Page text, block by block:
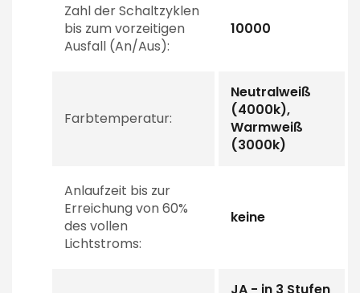
Zahl der Schaltzyklen
bis zum vorzeitigen
Ausfall (An/Aus):
10000
Farbtemperatur:
Neutralweiß
(4000k),
Warmweiß
(3000k)
Anlaufzeit bis zur
Erreichung von 60%
des vollen
Lichtstroms:
keine
JA - in 3 Stufen